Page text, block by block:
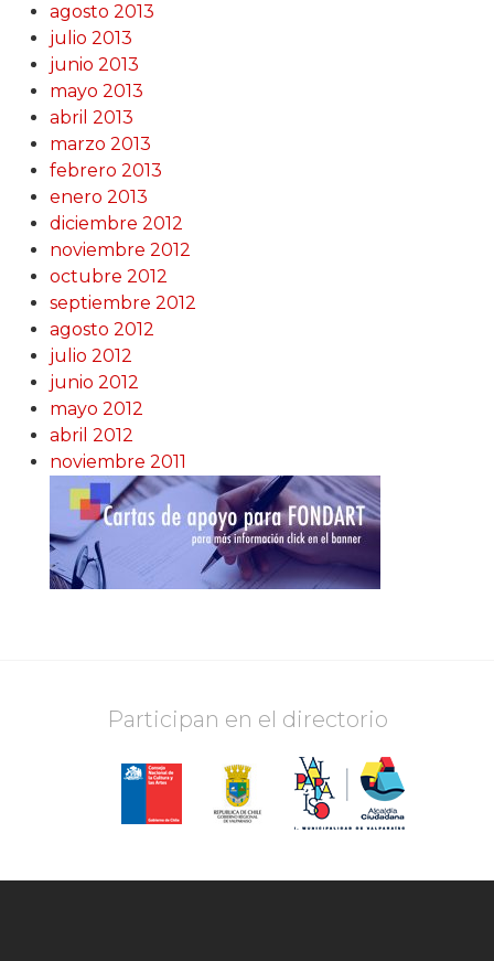
agosto 2013
julio 2013
junio 2013
mayo 2013
abril 2013
marzo 2013
febrero 2013
enero 2013
diciembre 2012
noviembre 2012
octubre 2012
septiembre 2012
agosto 2012
julio 2012
junio 2012
mayo 2012
abril 2012
noviembre 2011
Participan en el directorio